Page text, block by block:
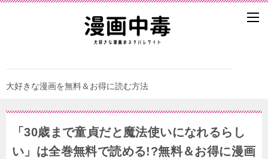
大好きな漫画を無料＆お得に読む方法
「30歳まで童貞だと魔法使いになれるらし
い」は全巻無料で読める!?無料＆お得に漫画